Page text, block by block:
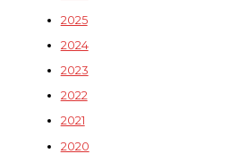
2025
2024
2023
2022
2021
2020